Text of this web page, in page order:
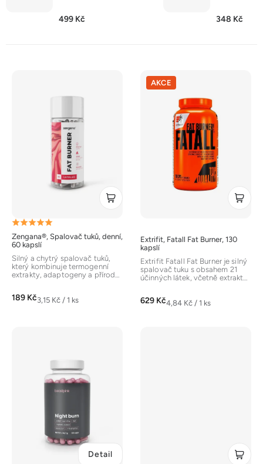
499 Kč 348 Kč
ů
Zengana®, Spalovač tuků, denní,
60 kapslí
Průměrné
hodnocení
produktu
je
z
189 KčMěrná
3,15 Kč / 1 ks
Silný a chytrý spalovač tuků,
který kombinuje termogenní
extrakty, adaptogeny a přírodní
AKCE
Extrifit, Fatall Fat Burner, 130
kapslí
629 KčMěrná
4,84 Kč / 1 ks
Extrifit Fatall Fat Burner je silný
spalovač tuku s obsahem 21
účinných látek, včetně extraktů
Detail